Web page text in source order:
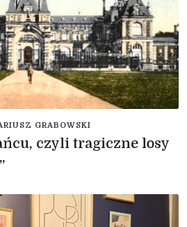
GRABOWSKI
czyli tragiczne losy